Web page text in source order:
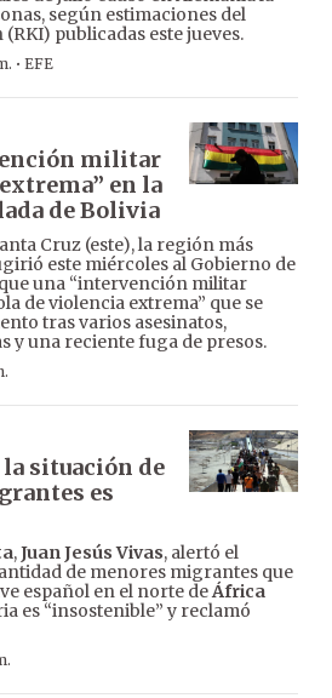
según estimaciones del
publicadas este jueves.
· EFE
militar
en la
de Bolivia
Cruz (este), la región más
este miércoles al Gobierno de
una “intervención militar
de violencia extrema” que se
tras varios asesinatos,
y una reciente fuga de presos.
la situación de
es
,Juan Jesús Vivas, alertó el
de menores migrantes que
español en el norte deÁfrica
es “insostenible” y reclamó